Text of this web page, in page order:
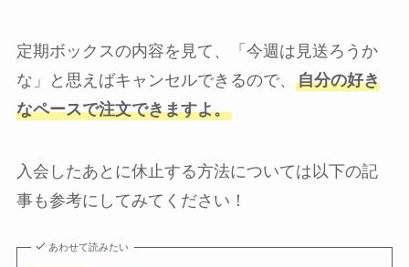
定期ボックスの内容を見て、「今週は見送ろうか
な」と思えばキャンセルできるので、 自分の好き
なペースで注文できますよ。
入会したあとに休止する方法については以下の記
事も参考にしてみてください！
あわせて読みたい